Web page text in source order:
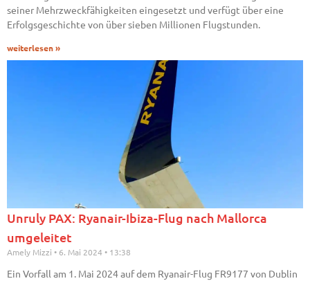
seiner Mehrzweckfähigkeiten eingesetzt und verfügt über eine
Erfolgsgeschichte von über sieben Millionen Flugstunden.
weiterlesen »
Unruly PAX: Ryanair-Ibiza-Flug nach Mallorca
umgeleitet
Amely Mizzi 6. Mai 2024 13:38
Ein Vorfall am 1. Mai 2024 auf dem Ryanair-Flug FR9177 von Dublin